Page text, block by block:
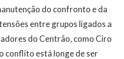
do confronto e da
entre grupos ligados a
do Centrão, como Ciro
conflito está longe de ser